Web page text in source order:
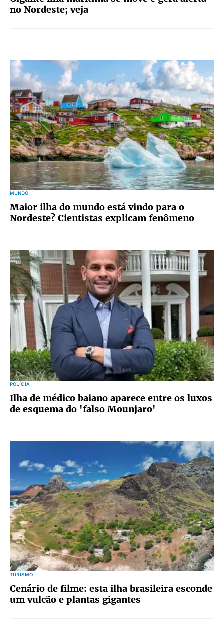
no Nordeste; veja
MUNDO
Maior ilha do mundo está vindo para o
Nordeste? Cientistas explicam fenômeno
POLÍCIA
Ilha de médico baiano aparece entre os luxos
de esquema do 'falso Mounjaro'
TURISMO
Cenário de filme: esta ilha brasileira esconde
um vulcão e plantas gigantes